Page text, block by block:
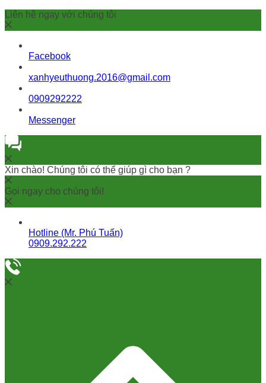
Liên hệ ngay với chúng tôi
Facebook
xanhyeuthuong.2016@gmail.com
0909292222
Messenger
Xin chào! Chúng tôi có thể giúp gì cho bạn ?
Gọi ngay cho chúng tôi!
Hotline (Mr. Phú Tuấn)
0909.292.222